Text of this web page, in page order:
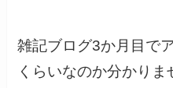
雑記ブログ3か月目で
くらいなのか分かり